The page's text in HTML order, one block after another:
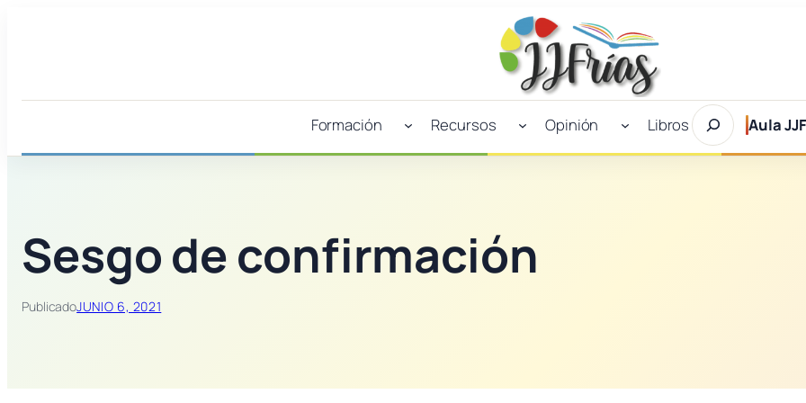
Formación Recursos Opinión Libros
Buscar
en
JJFrías
Aula
Sesgo de confirmación
PublicadoJUNIO 6, 2021